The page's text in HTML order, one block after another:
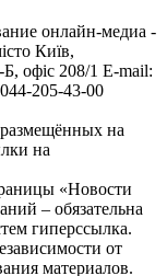
онлайн-медиа -
Київ,
офіс 208/1 E-mail:
205-43-00
на
на
«Новости
– обязательна
гиперссылка.
от
материалов.